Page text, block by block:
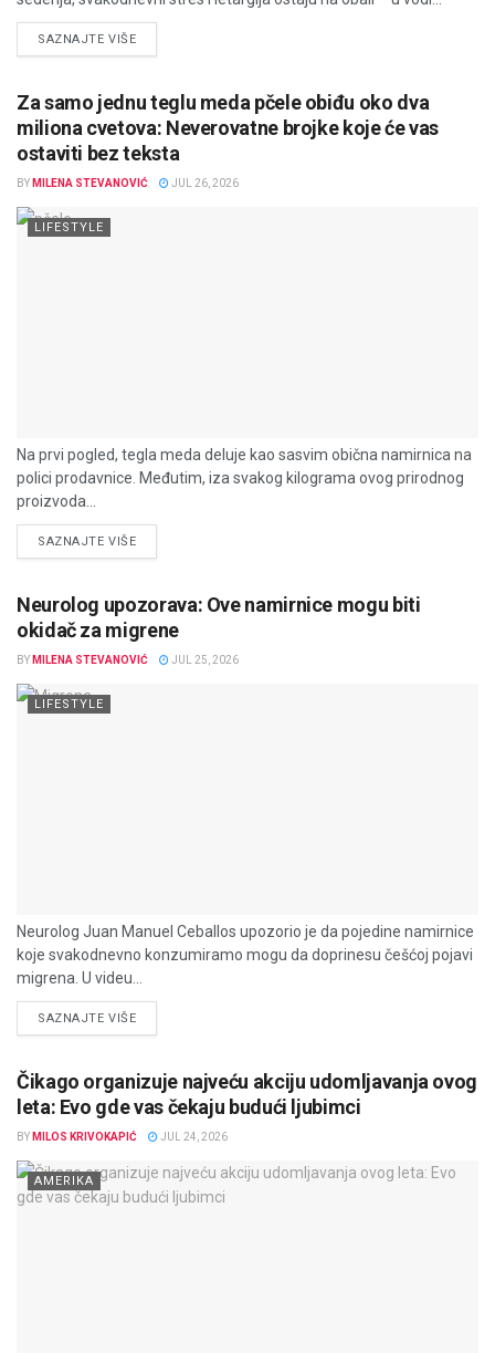
SAZNAJTE VIŠEDETAILS
Za samo jednu teglu meda pčele obiđu oko dva
miliona cvetova: Neverovatne brojke koje će vas
ostaviti bez teksta
BY MILENA STEVANOVIĆ JUL 26, 2026
LIFESTYLE
Na prvi pogled, tegla meda deluje kao sasvim obična namirnica na
polici prodavnice. Međutim, iza svakog kilograma ovog prirodnog
proizvoda...
SAZNAJTE VIŠEDETAILS
Neurolog upozorava: Ove namirnice mogu biti
okidač za migrene
BY MILENA STEVANOVIĆ JUL 25, 2026
LIFESTYLE
Neurolog Juan Manuel Ceballos upozorio je da pojedine namirnice
koje svakodnevno konzumiramo mogu da doprinesu češćoj pojavi
migrena. U videu...
SAZNAJTE VIŠEDETAILS
Čikago organizuje najveću akciju udomljavanja ovog
leta: Evo gde vas čekaju budući ljubimci
BY MILOS KRIVOKAPIĆ JUL 24, 2026
AMERIKA